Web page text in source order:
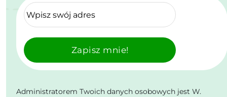
Zapisz mnie!
Administratorem Twoich danych osobowych jest W.